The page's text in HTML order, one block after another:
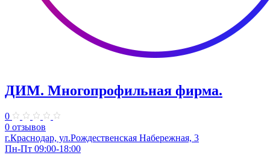
ДИМ. Многопрофильная фирма.
0
0 отзывов
г.Краснодар, ул.Рождественская Набережная, 3
Пн-Пт 09:00-18:00